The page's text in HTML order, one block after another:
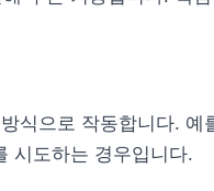
식으로 작동합니다. 예
시도하는 경우입니다.